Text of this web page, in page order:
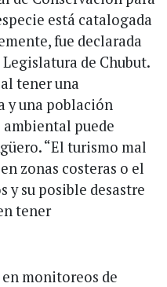
está catalogada
fue declarada
de Chubut.
tener una
y una población
puede
“El turismo mal
zonas costeras o el
y su posible desastre
tener
monitoreos de